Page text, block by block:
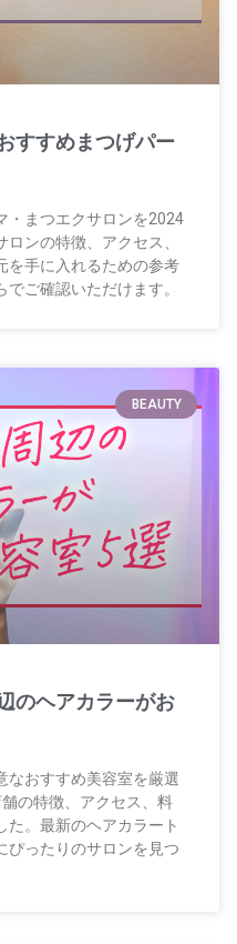
すすめまつげパー
・まつエクサロンを2024
ンの特徴、アクセス、
を手に入れるための参考
ご確認いただけます。
BEAUTY
のヘアカラーがお
なおすすめ美容室を厳選
の特徴、アクセス、料
た。最新のヘアカラート
ぴったりのサロンを見つ